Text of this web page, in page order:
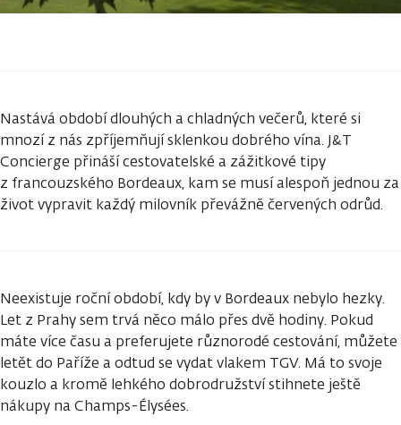
Nastává období dlouhých a chladných večerů, které si
mnozí z nás zpříjemňují sklenkou dobrého vína. J&T
Concierge přináší cestovatelské a zážitkové tipy
z francouzského Bordeaux, kam se musí alespoň jednou za
život vypravit každý milovník převážně červených odrůd.
Neexistuje roční období, kdy by v Bordeaux nebylo hezky.
Let z Prahy sem trvá něco málo přes dvě hodiny. Pokud
máte více času a preferujete různorodé cestování, můžete
letět do Paříže a odtud se vydat vlakem TGV. Má to svoje
kouzlo a kromě lehkého dobrodružství stihnete ještě
nákupy na Champs-Élysées.